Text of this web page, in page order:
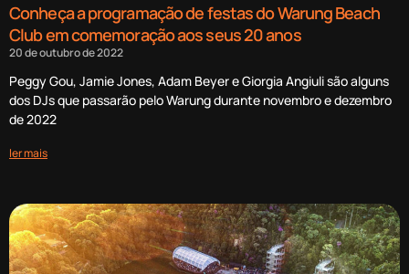
Conheça a programação de festas do Warung Beach
Club em comemoração aos seus 20 anos
20 de outubro de 2022
Peggy Gou, Jamie Jones, Adam Beyer e Giorgia Angiuli são alguns
dos DJs que passarão pelo Warung durante novembro e dezembro
de 2022
ler mais